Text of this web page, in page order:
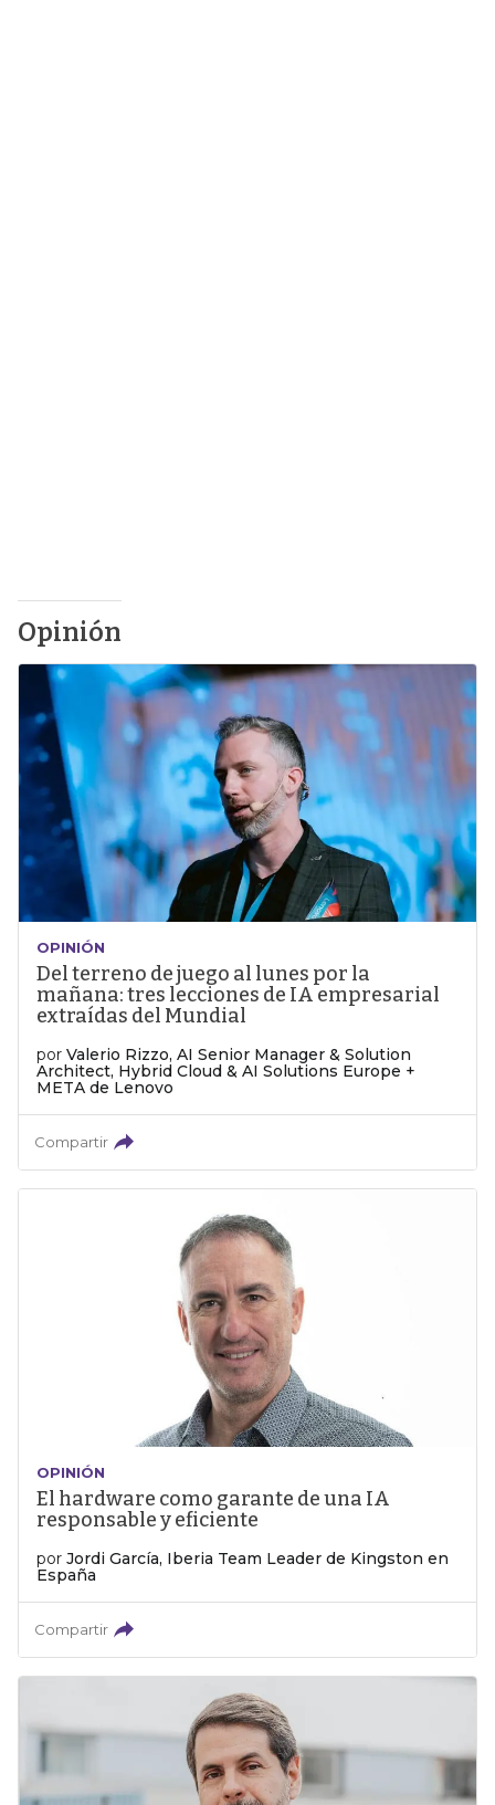
Opinión
OPINIÓN
Del terreno de juego al lunes por la
mañana: tres lecciones de IA empresarial
extraídas del Mundial
por Valerio Rizzo, AI Senior Manager & Solution
Architect, Hybrid Cloud & AI Solutions Europe +
META de Lenovo
Compartir
OPINIÓN
El hardware como garante de una IA
responsable y eficiente
por Jordi García, Iberia Team Leader de Kingston en
España
Compartir